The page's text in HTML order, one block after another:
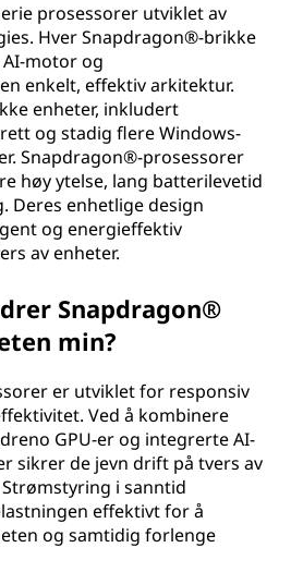
prosessorer utviklet av
Hver Snapdragon®-brikke
AI-motor og
enkelt, effektiv arkitektur.
enheter, inkludert
og stadig flere Windows-
Snapdragon®-prosessorer
høy ytelse, lang batterilevetid
Deres enhetlige design
og energieffektiv
av enheter.
Snapdragon®
min?
er utviklet for responsiv
Ved å kombinere
GPU-er og integrerte AI-
sikrer de jevn drift på tvers av
i sanntid
effektivt for å
og samtidig forlenge